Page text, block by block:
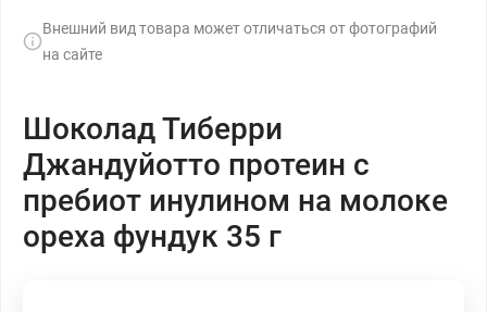
Внешний вид товара может отличаться от фотографий
на сайте
Шоколад Тиберри
Джандуйотто протеин с
пребиот инулином на молоке
ореха фундук 35 г